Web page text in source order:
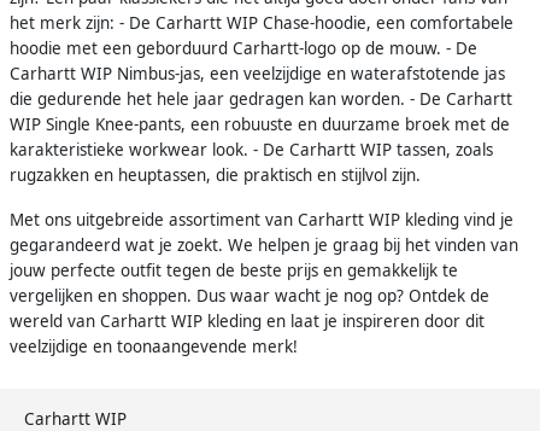
Carhartt WIP
het merk zijn: - De Carhartt WIP Chase-hoodie, een comfortabele
hoodie met een geborduurd Carhartt-logo op de mouw. - De
Carhartt WIP Nimbus-jas, een veelzijdige en waterafstotende jas
die gedurende het hele jaar gedragen kan worden. - De Carhartt
WIP Single Knee-pants, een robuuste en duurzame broek met de
karakteristieke workwear look. - De Carhartt WIP tassen, zoals
rugzakken en heuptassen, die praktisch en stijlvol zijn.
Met ons uitgebreide assortiment van Carhartt WIP kleding vind je
gegarandeerd wat je zoekt. We helpen je graag bij het vinden van
jouw perfecte outfit tegen de beste prijs en gemakkelijk te
vergelijken en shoppen. Dus waar wacht je nog op? Ontdek de
wereld van Carhartt WIP kleding en laat je inspireren door dit
veelzijdige en toonaangevende merk!